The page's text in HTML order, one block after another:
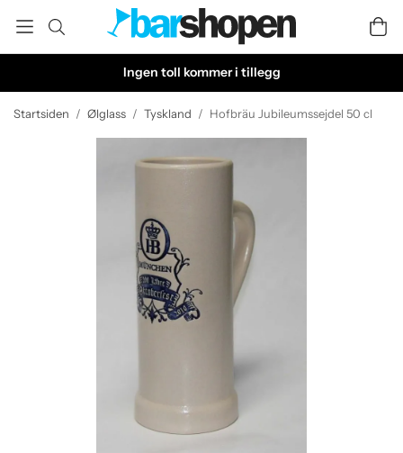
Ingen toll kommer i tillegg
Startsiden / Ølglass / Tyskland / Hofbräu Jubileumssejdel 50 cl